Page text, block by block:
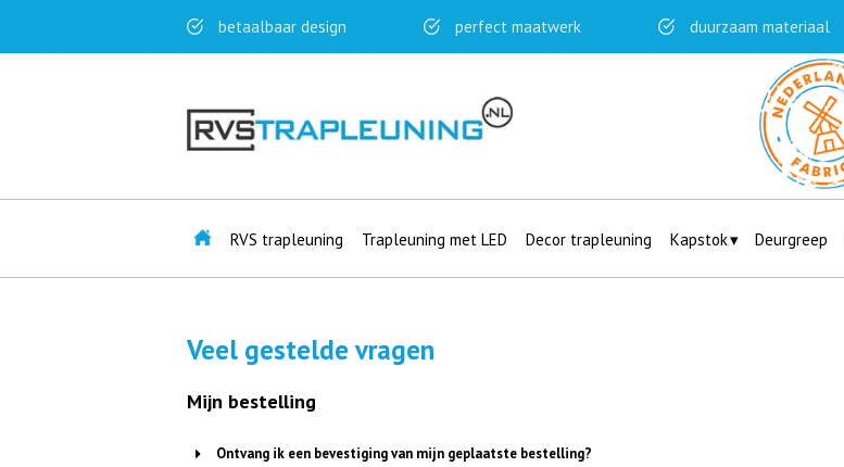
betaalbaar design perfect maatwerk duurzaam materiaal
RVS trapleuning Trapleuning met LED Decor trapleuning Kapstok Deurgreep
Veel gestelde vragen
Mijn bestelling
Ontvang ik een bevestiging van mijn geplaatste bestelling?